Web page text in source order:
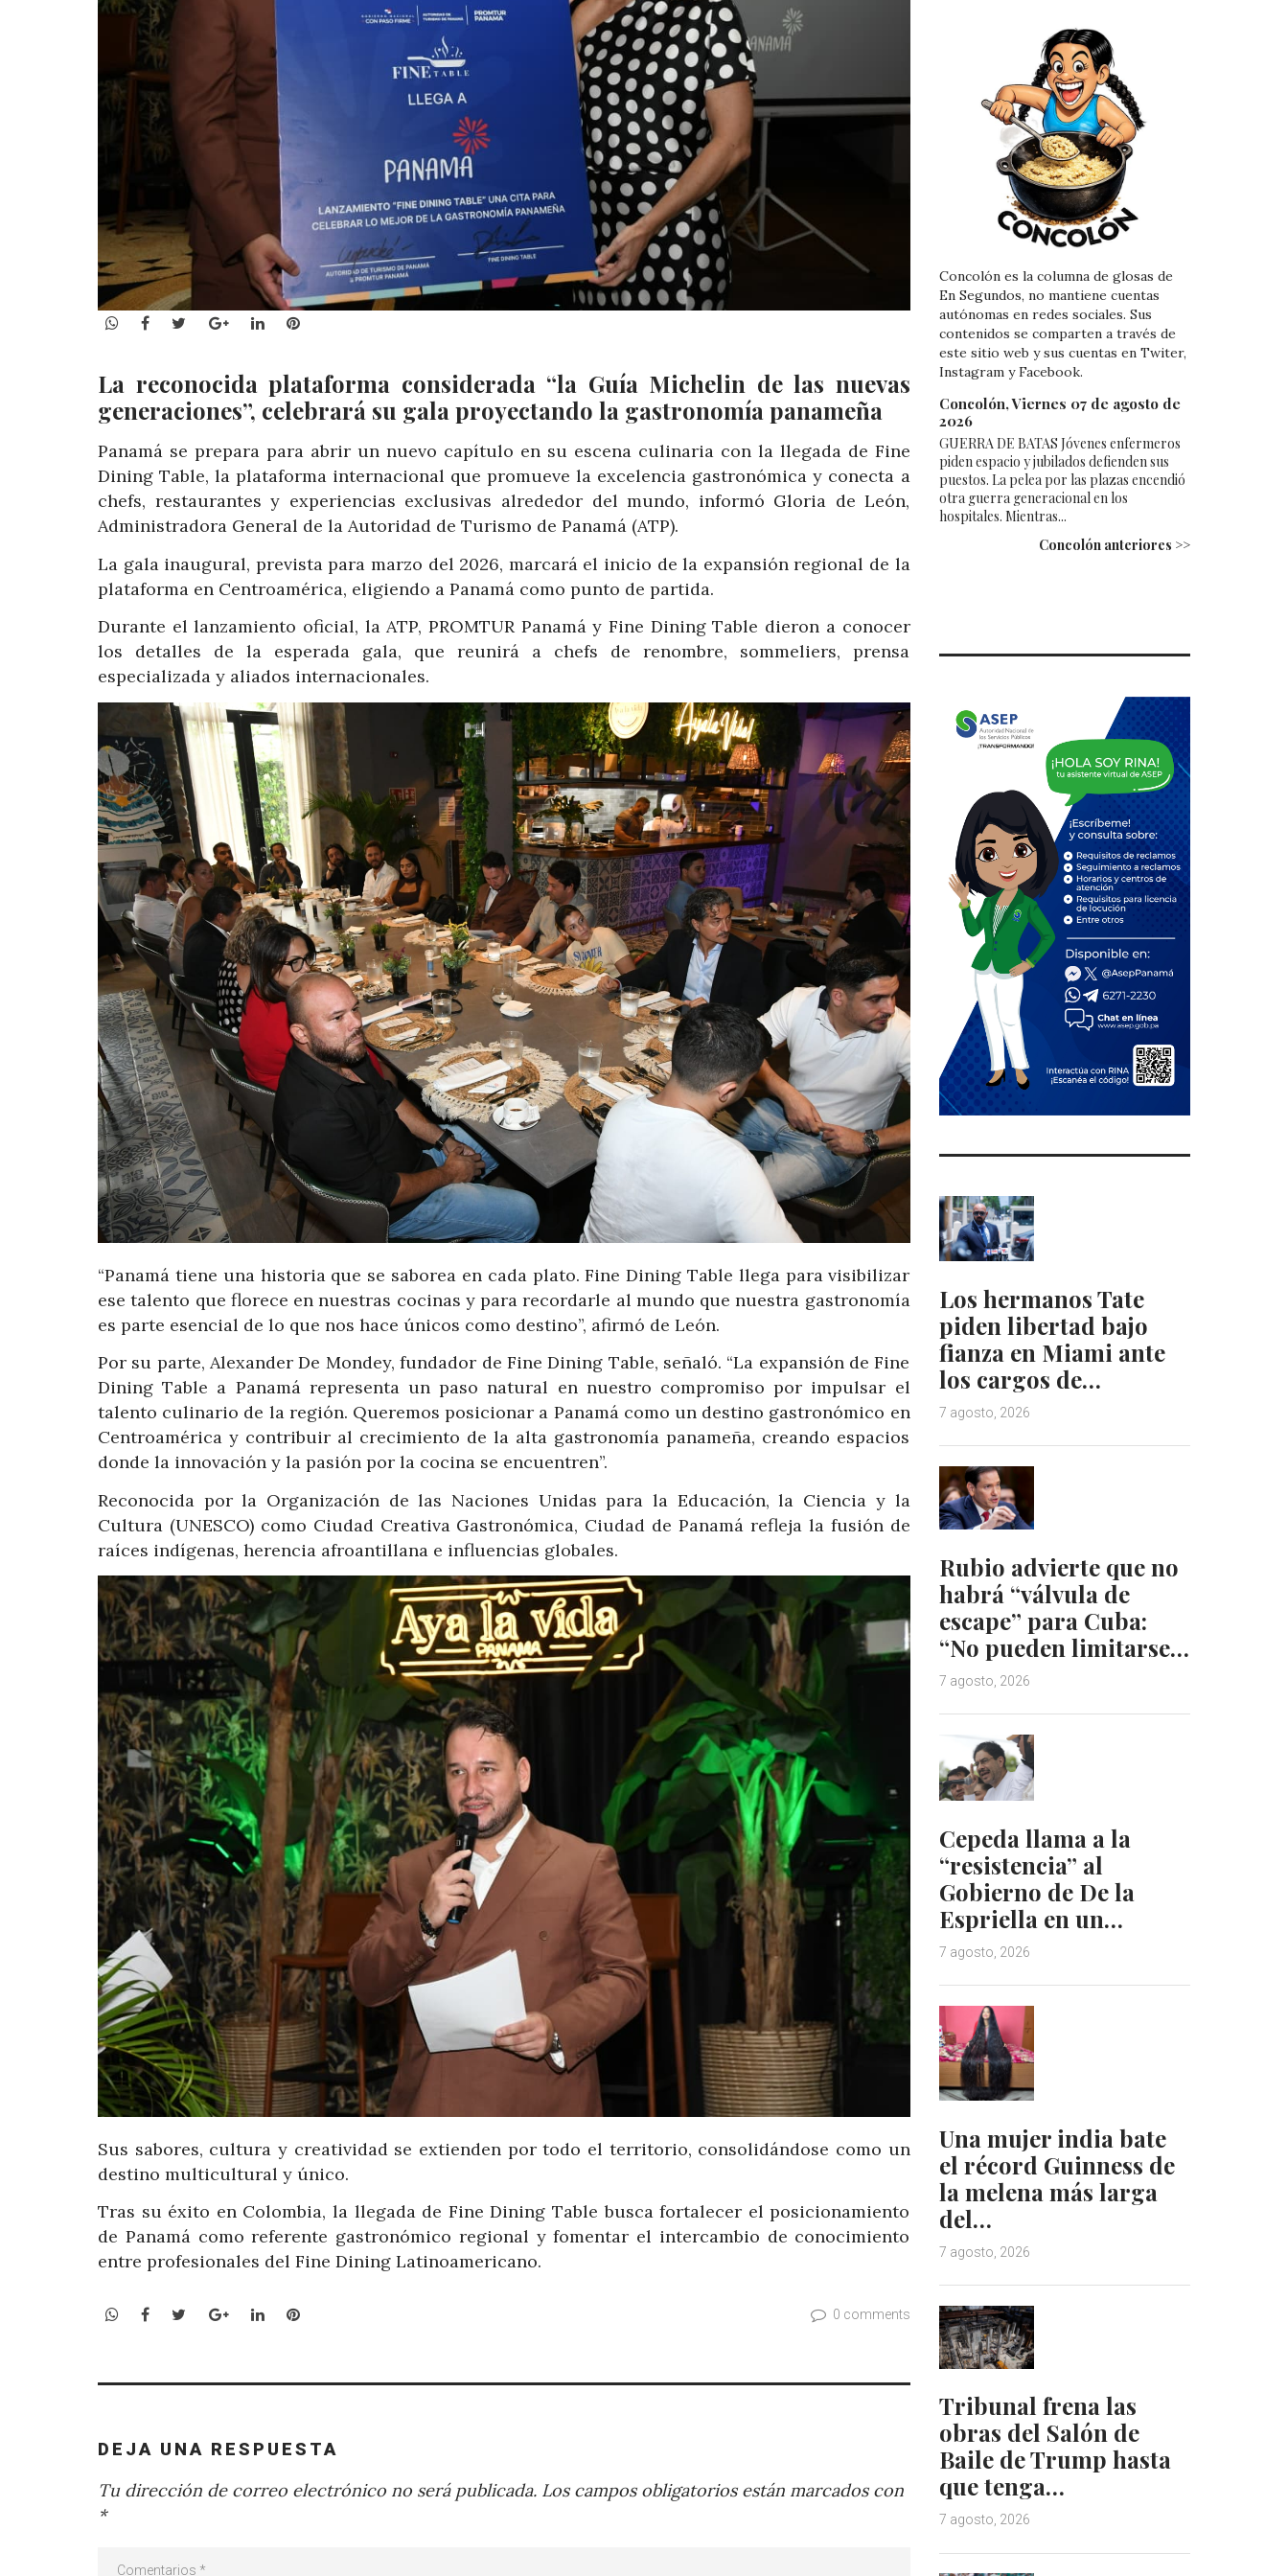
WhatsApp
Facebook
TwitterGoogle+LinkedInPinterest
La reconocida plataforma considerada “la Guía Michelin de las nuevas
generaciones”, celebrará su gala proyectando la gastronomía panameña
Panamá se prepara para abrir un nuevo capítulo en su escena culinaria con la llegada de Fine
Dining Table, la plataforma internacional que promueve la excelencia gastronómica y conecta a
chefs, restaurantes y experiencias exclusivas alrededor del mundo, informó Gloria de León,
Administradora General de la Autoridad de Turismo de Panamá (ATP).
La gala inaugural, prevista para marzo del 2026, marcará el inicio de la expansión regional de la
plataforma en Centroamérica, eligiendo a Panamá como punto de partida.
Durante el lanzamiento oficial, la ATP, PROMTUR Panamá y Fine Dining Table dieron a conocer
los detalles de la esperada gala, que reunirá a chefs de renombre, sommeliers, prensa
especializada y aliados internacionales.
“Panamá tiene una historia que se saborea en cada plato. Fine Dining Table llega para visibilizar
ese talento que florece en nuestras cocinas y para recordarle al mundo que nuestra gastronomía
es parte esencial de lo que nos hace únicos como destino”, afirmó de León.
Por su parte, Alexander De Mondey, fundador de Fine Dining Table, señaló. “La expansión de Fine
Dining Table a Panamá representa un paso natural en nuestro compromiso por impulsar el
talento culinario de la región. Queremos posicionar a Panamá como un destino gastronómico en
Centroamérica y contribuir al crecimiento de la alta gastronomía panameña, creando espacios
donde la innovación y la pasión por la cocina se encuentren”.
Reconocida por la Organización de las Naciones Unidas para la Educación, la Ciencia y la
Cultura (UNESCO) como Ciudad Creativa Gastronómica, Ciudad de Panamá refleja la fusión de
raíces indígenas, herencia afroantillana e influencias globales.
Sus sabores, cultura y creatividad se extienden por todo el territorio, consolidándose como un
destino multicultural y único.
Tras su éxito en Colombia, la llegada de Fine Dining Table busca fortalecer el posicionamiento
de Panamá como referente gastronómico regional y fomentar el intercambio de conocimiento
entre profesionales del Fine Dining Latinoamericano.
WhatsApp
Facebook
TwitterGoogle+LinkedInPinterest 0 comments
DEJA UNA RESPUESTA
Tu dirección de correo electrónico no será publicada. Los campos obligatorios están marcados con
*
Concolón es la columna de glosas de
En Segundos, no mantiene cuentas
autónomas en redes sociales. Sus
contenidos se comparten a través de
este sitio web y sus cuentas en Twiter,
Instagram y Facebook.
Concolón, Viernes 07 de agosto de
2026
GUERRA DE BATAS Jóvenes enfermeros
piden espacio y jubilados defienden sus
puestos. La pelea por las plazas encendió
otra guerra generacional en los
hospitales. Mientras...
Concolón anteriores >>
Los hermanos Tate
piden libertad bajo
fianza en Miami ante
los cargos de…
7 agosto, 2026
Rubio advierte que no
habrá “válvula de
escape” para Cuba:
“No pueden limitarse…
7 agosto, 2026
Cepeda llama a la
“resistencia” al
Gobierno de De la
Espriella en un…
7 agosto, 2026
Una mujer india bate
el récord Guinness de
la melena más larga
del…
7 agosto, 2026
Tribunal frena las
obras del Salón de
Baile de Trump hasta
que tenga…
7 agosto, 2026